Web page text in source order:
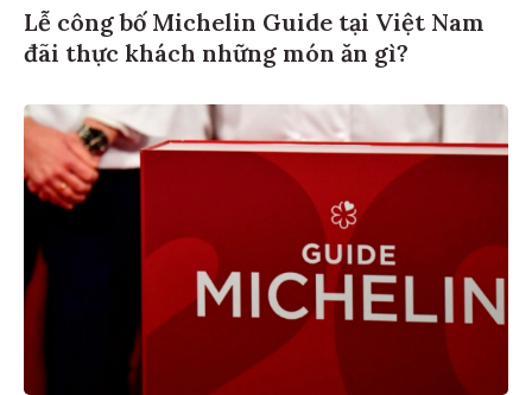
Lễ công bố Michelin Guide tại Việt Nam
đãi thực khách những món ăn gì?